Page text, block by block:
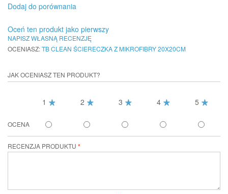
Dodaj do porównania
Oceń ten produkt jako pierwszy
NAPISZ WŁASNĄ RECENZJĘ
OCENIASZ:TB CLEAN ŚCIERECZKA Z MIKROFIBRY 20X20CM
JAK OCENIASZ TEN PRODUKT?
1 2 3 4 5
OCENA
RECENZJA PRODUKTU